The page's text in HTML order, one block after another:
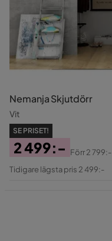
Nemanja Skjutdörr
Vit
SE PRISET!
Pris
2 499:-
Original
Förr2 799:-
Tidigare lägsta pris 2 499:-